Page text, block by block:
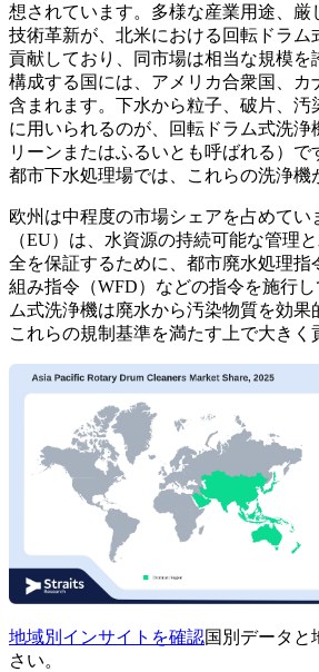
想されています。多様な産業用途、厳
技術革新が、北米における回転ドラム
貢献しており、同市場は相当な規模を
構成する国には、アメリカ合衆国、カ
含まれます。下水から粒子、破片、汚
に用いられるのが、回転ドラム式洗浄
リーンまたはふるいとも呼ばれる）
都市下水処理場では、これらの洗浄機
欧州は中程度の市場シェアを占めてい
（EU）は、水資源の持続可能な管理
全を保証するために、都市廃水処理指
組み指令（WFD）などの指令を施行
ム式洗浄機は廃水から汚染物質を効果
これらの規制基準を満たす上で大きく
地域別インサイトを確認国別データと
さい。